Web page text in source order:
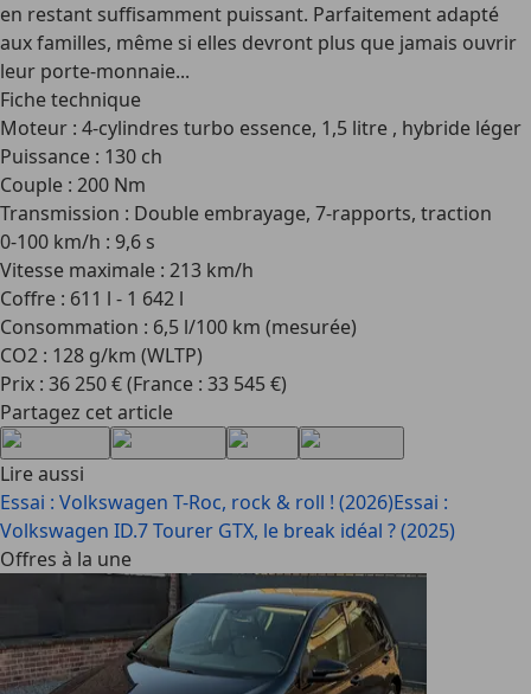
en restant suffisamment puissant. Parfaitement adapté
aux familles, même si elles devront plus que jamais ouvrir
leur porte-monnaie...
Fiche technique
Moteur : 4-cylindres turbo essence, 1,5 litre , hybride léger
Puissance : 130 ch
Couple : 200 Nm
Transmission : Double embrayage, 7-rapports, traction
0-100 km/h : 9,6 s
Vitesse maximale : 213 km/h
Coffre : 611 l - 1 642 l
Consommation : 6,5 l/100 km (mesurée)
CO2 : 128 g/km (WLTP)
Prix : 36 250 € (France : 33 545 €)
Partagez cet article
Lire aussi
Essai : Volkswagen T-Roc, rock & roll ! (2026)Essai :
Volkswagen ID.7 Tourer GTX, le break idéal ? (2025)
Offres à la une